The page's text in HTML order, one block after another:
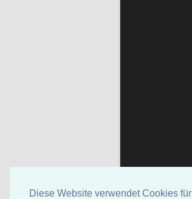
Diese Website verwendet Cookies für